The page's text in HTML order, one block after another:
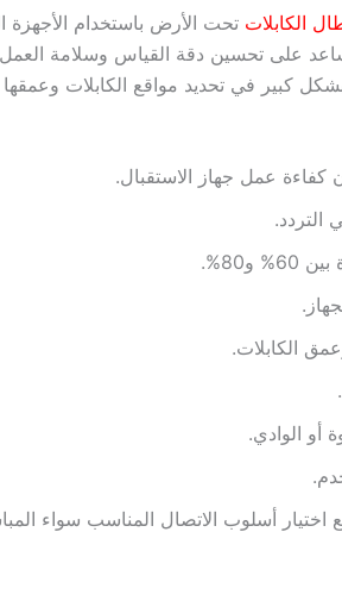
الكابلات تحت الأرض باستخدام
على تحسين دقة القياس وسلامة العمل،
كبير في تحديد مواقع الكابلات وعمقها
كفاءة عمل جهاز الاستقبال.
التردد.
الكابلات.
أو الوادي.
اختيار أسلوب الاتصال المناسب سواء